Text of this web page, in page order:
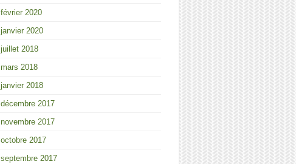
février 2020
janvier 2020
juillet 2018
mars 2018
janvier 2018
décembre 2017
novembre 2017
octobre 2017
septembre 2017